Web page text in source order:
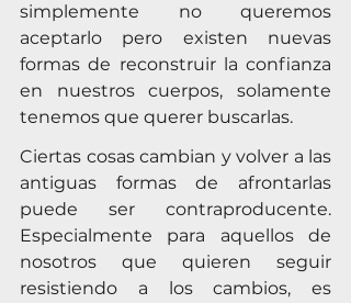
simplemente no queremos
aceptarlo pero existen nuevas
formas de reconstruir la confianza
en nuestros cuerpos, solamente
tenemos que querer buscarlas.
Ciertas cosas cambian y volver a las
antiguas formas de afrontarlas
puede ser contraproducente.
Especialmente para aquellos de
nosotros que quieren seguir
resistiendo a los cambios, es